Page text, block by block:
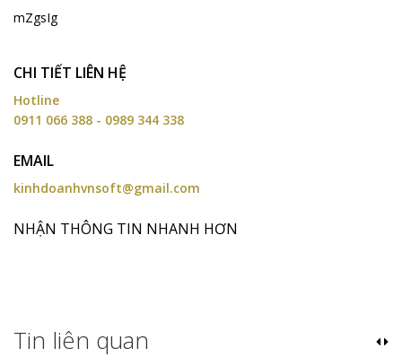
mZgsIg
CHI TIẾT LIÊN HỆ
Hotline
0911 066 388 - 0989 344 338
EMAIL
kinhdoanhvnsoft@gmail.com
NHẬN THÔNG TIN NHANH HƠN
Tin liên quan